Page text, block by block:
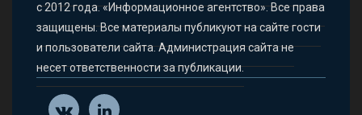
с 2012 года. «Информационное агентство». Все права
защищены. Все материалы публикуют на сайте гости
и пользователи сайта. Администрация сайта не
несет ответственности за публикации.